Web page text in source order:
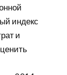
индекс
и